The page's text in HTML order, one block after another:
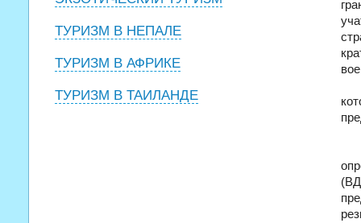
ТУРИЗМ В НЕПАЛЕ
ТУРИЗМ В АФРИКЕ
ТУРИЗМ В ТАИЛАНДЕ